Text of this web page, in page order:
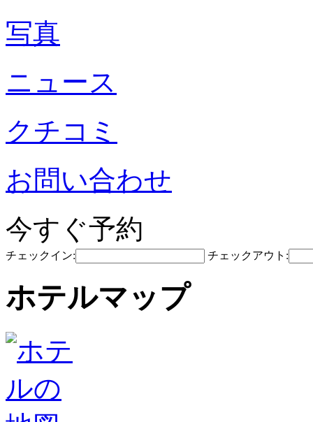
写真
ニュース
クチコミ
お問い合わせ
今すぐ予約
チェックイン: チェックアウト:
ホテルマップ